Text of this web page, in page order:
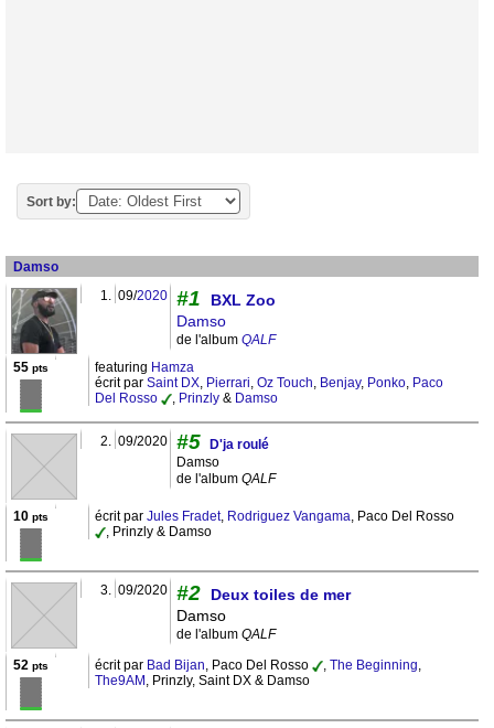
Sort by:
Damso
1. 09/2020 #1
BXL Zoo
Damso
de l'album QALF
55 pts featuring Hamza
écrit par Saint DX, Pierrari, Oz Touch, Benjay, Ponko, Paco
Del Rosso
, Prinzly & Damso
2. 09/2020 #5
D'ja roulé
Damso
de l'album QALF
10 pts écrit par Jules Fradet, Rodriguez Vangama, Paco Del Rosso
, Prinzly & Damso
3. 09/2020 #2
Deux toiles de mer
Damso
de l'album QALF
52 pts écrit par Bad Bijan, Paco Del Rosso , The Beginning,
The9AM , Prinzly, Saint DX & Damso